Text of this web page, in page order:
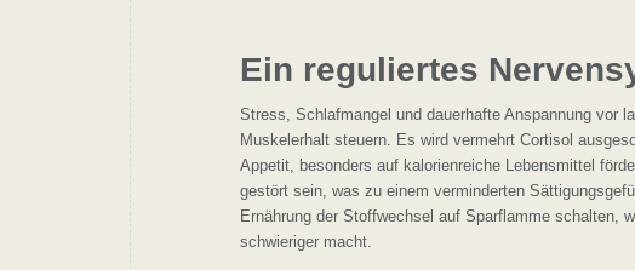
Ein reguliertes
Stress, Schlafmangel und dauerhafte Anspannung vor
Muskelerhalt steuern. Es wird vermehrt Cortisol
Appetit, besonders auf kalorienreiche Lebensmittel
gestört sein, was zu einem verminderten
Ernährung der Stoffwechsel auf Sparflamme schalten,
schwieriger macht.